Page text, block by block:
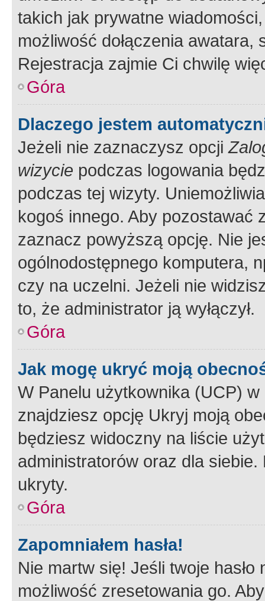
takich jak prywatne
możliwość dołączenia
Rejestracja zajmie Ci chwilę
Góra
Dlaczego jestem
Jeżeli nie zaznaczysz opcji
wizycie podczas logowania
podczas tej wizyty.
kogoś innego. Aby pozostawać
zaznacz powyższą opcję. Nie
ogólnodostępnego komputera,
czy na uczelni. Jeżeli nie
to, że administrator ją wyłączył.
Góra
Jak mogę ukryć moją
W Panelu użytkownika (UCP) w
znajdziesz opcję Ukryj moją
będziesz widoczny na liście
administratorów oraz dla
ukryty.
Góra
Zapomniałem hasła!
Nie martw się! Jeśli twoje
możliwość zresetowania go.